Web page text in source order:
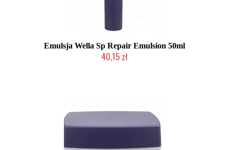
Emulsja Wella Sp Repair Emulsion 50ml
40,15 zł